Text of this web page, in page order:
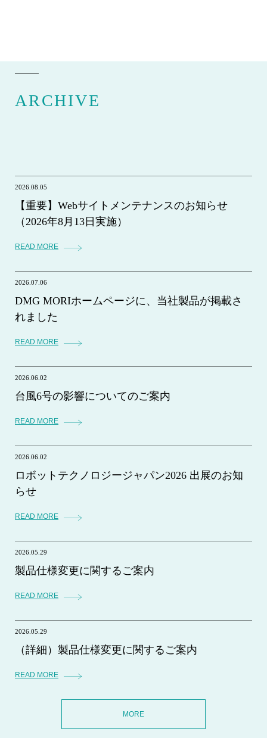
ARCHIVE
2026.08.05
【重要】Webサイトメンテナンスのお知らせ
（2026年8月13日実施）
READ MORE
2026.07.06
DMG MORIホームページに、当社製品が掲載さ
れました
READ MORE
2026.06.02
台風6号の影響についてのご案内
READ MORE
2026.06.02
ロボットテクノロジージャパン2026 出展のお知
らせ
READ MORE
2026.05.29
製品仕様変更に関するご案内
READ MORE
2026.05.29
（詳細）製品仕様変更に関するご案内
READ MORE
MORE